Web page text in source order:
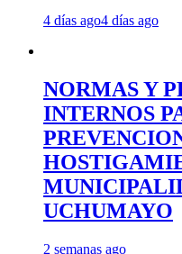
4 días ago4 días ago
NORMAS Y
INTERNOS
UCHUMAYO
2 semanas ago